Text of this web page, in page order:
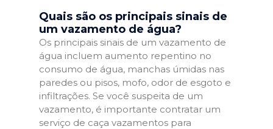
Quais são os principais sinais de
um vazamento de água?
Os principais sinais de um vazamento de
água incluem aumento repentino no
consumo de água, manchas úmidas nas
paredes ou pisos, mofo, odor de esgoto e
infiltrações. Se você suspeita de um
vazamento, é importante contratar um
serviço de caça vazamentos para